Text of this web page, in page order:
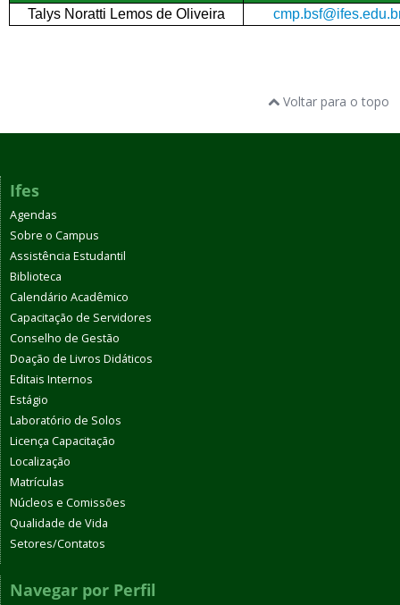
Talys Noratti Lemos de Oliveira
Voltar para o topo
Ifes
Agendas
Sobre o Campus
Assistência Estudantil
Biblioteca
Calendário Acadêmico
Capacitação de Servidores
Conselho de Gestão
Doação de Livros Didáticos
Editais Internos
Estágio
Laboratório de Solos
Licença Capacitação
Localização
Matrículas
Núcleos e Comissões
Qualidade de Vida
Setores/Contatos
Navegar por Perfil